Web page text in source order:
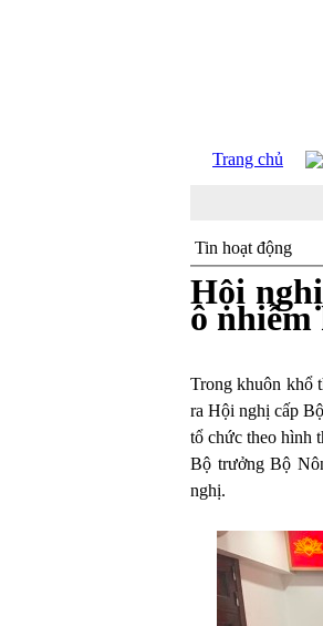
Trang chủ
Tin hoạt động
Hội
ô
Trong khuôn khổ
ra Hội nghị cấp
tổ chức theo hình
Bộ trưởng Bộ
nghị.